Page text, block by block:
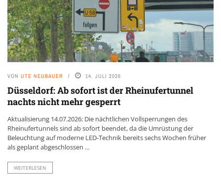
VON UTE NEUBAUER 14. JULI 2026
Düsseldorf: Ab sofort ist der Rheinufertunnel
nachts nicht mehr gesperrt
Aktualisierung 14.07.2026: Die nächtlichen Vollsperrungen des
Rheinufertunnels sind ab sofort beendet, da die Umrüstung der
Beleuchtung auf moderne LED-Technik bereits sechs Wochen früher
als geplant abgeschlossen ...
WEITERLESEN